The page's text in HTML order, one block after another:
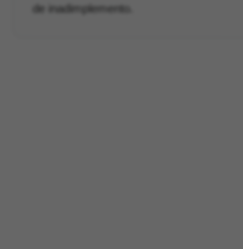
de inadimplemento.